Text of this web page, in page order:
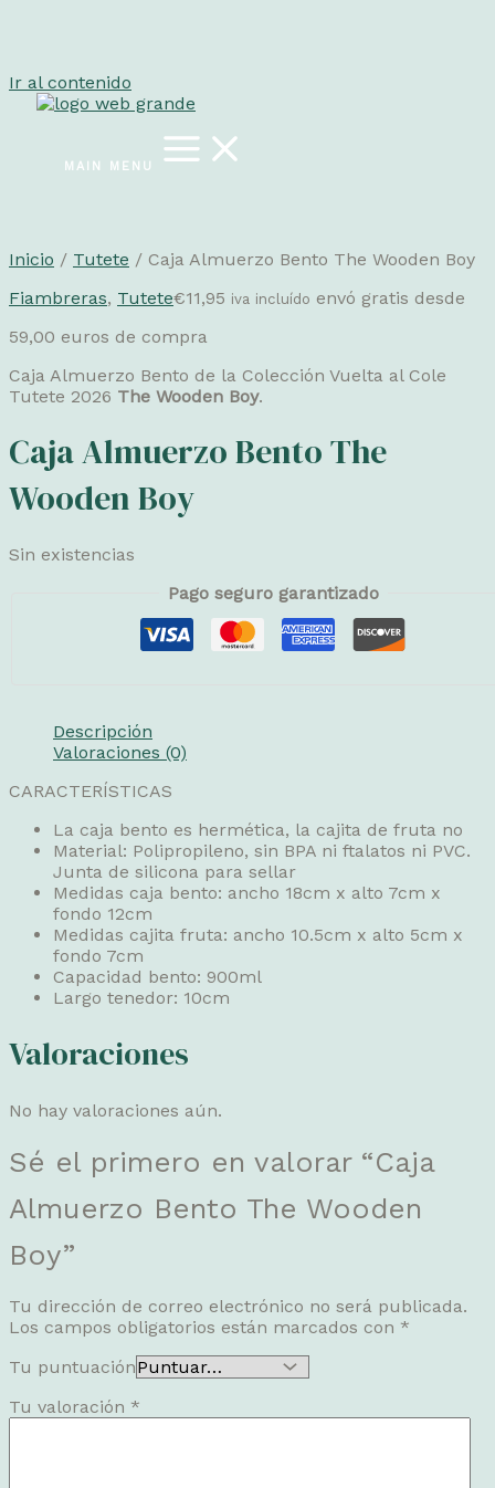
Ir al contenido
MAIN MENU
Inicio / Tutete / Caja Almuerzo Bento The Wooden Boy
Fiambreras, Tutete€11,95 iva incluído envó gratis desde
59,00 euros de compra
Caja Almuerzo Bento de la Colección Vuelta al Cole
Tutete 2026 The Wooden Boy.
Caja Almuerzo Bento The
Wooden Boy
Sin existencias
Pago seguro garantizado
Descripción
Valoraciones (0)
CARACTERÍSTICAS
La caja bento es hermética, la cajita de fruta no
Material: Polipropileno, sin BPA ni ftalatos ni PVC.
Junta de silicona para sellar
Medidas caja bento: ancho 18cm x alto 7cm x
fondo 12cm
Medidas cajita fruta: ancho 10.5cm x alto 5cm x
fondo 7cm
Capacidad bento: 900ml
Largo tenedor: 10cm
Valoraciones
No hay valoraciones aún.
Sé el primero en valorar “Caja
Almuerzo Bento The Wooden
Boy”
Tu dirección de correo electrónico no será publicada.
Los campos obligatorios están marcados con *
Tu puntuación
Tu valoración *